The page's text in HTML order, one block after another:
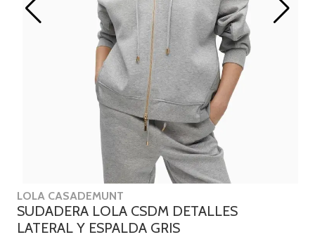
LOLA CASADEMUNT
SUDADERA LOLA CSDM DETALLES
LATERAL Y ESPALDA GRIS